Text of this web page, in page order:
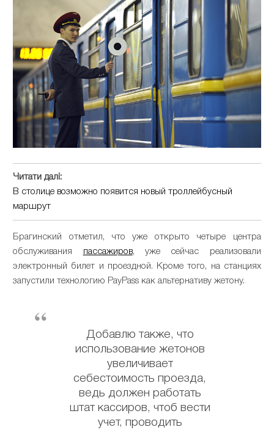
Читати далі:
В столице возможно появится новый троллейбусный
маршрут
Брагинский отметил, что уже открыто четыре центра
обслуживания пассажиров, уже сейчас реализовали
электронный билет и проездной. Кроме того, на станциях
запустили технологию PayPass как альтернативу жетону.
Добавлю также, что
использование жетонов
увеличивает
себестоимость проезда,
ведь должен работать
штат кассиров, чтоб вести
учет, проводить